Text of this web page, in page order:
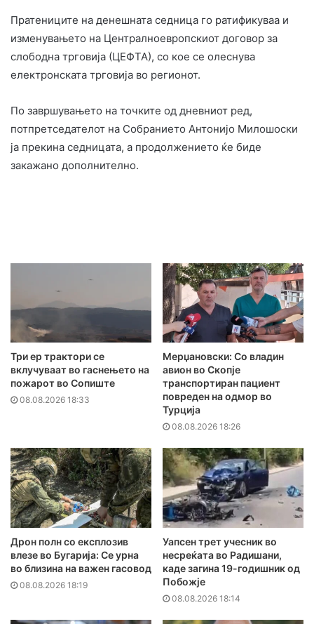
Пратениците на денешната седница го ратификуваа и
изменувањето на Централноевропскиот договор за
слободна трговија (ЦЕФТА), со кое се олеснува
електронската трговија во регионот.
По завршувањето на точките од дневниот ред,
потпретседателот на Собранието Антонијо Милошоски
ја прекина седницата, а продолжението ќе биде
закажано дополнително.
Три ер трактори се
вклучуваат во гаснењето на
пожарот во Сопиште
08.08.2026 18:33
Мерџановски: Со владин
авион во Скопје
транспортиран пациент
повреден на одмор во
Турција
08.08.2026 18:26
Дрон полн со експлозив
влезе во Бугарија: Се урна
во близина на важен гасовод
08.08.2026 18:19
Уапсен трет учесник во
несреќата во Радишани,
каде загина 19-годишник од
Побожје
08.08.2026 18:14